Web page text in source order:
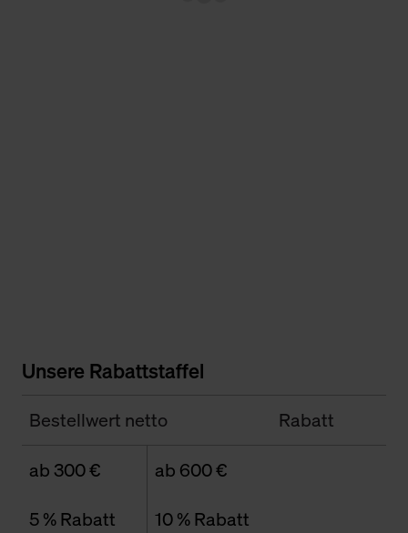
Unsere Rabattstaffel
Bestellwert netto Rabatt
ab 300 €
5 % Rabatt
ab 600 €
10 % Rabatt